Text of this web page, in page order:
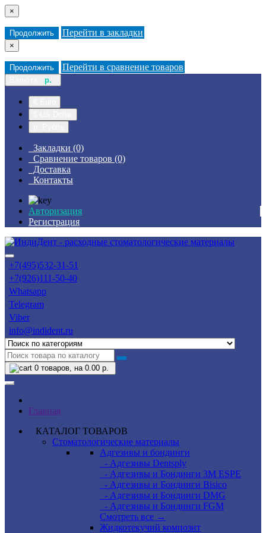
×
Продолжить Перейти в закладки
×
Продолжить Перейти в сравнение товаров
р.
Закладки (0)
Сравнение товаров (0)
Доставка
Контакты
Авторизация
Регистрация
+7(495)532-31-51
+7(926)111-50-40
Whatsapp
Telegram
Viber
info@indident.ru
0 товаров, на 0.00 р.
Главная
КАТАЛОГ ТОВАРОВ
Стоматологические материалы
Адгезивы и бондинги
- Адгезивы Dentsply
- Адгезивы и Бондинги 3M ESPE
- Адгезивы и Бондинги Bisico
- Адгезивы и Бондинги DMG
- Адгезивы и Бондинги FGM
Смотреть все →
Жидкотекучий композит